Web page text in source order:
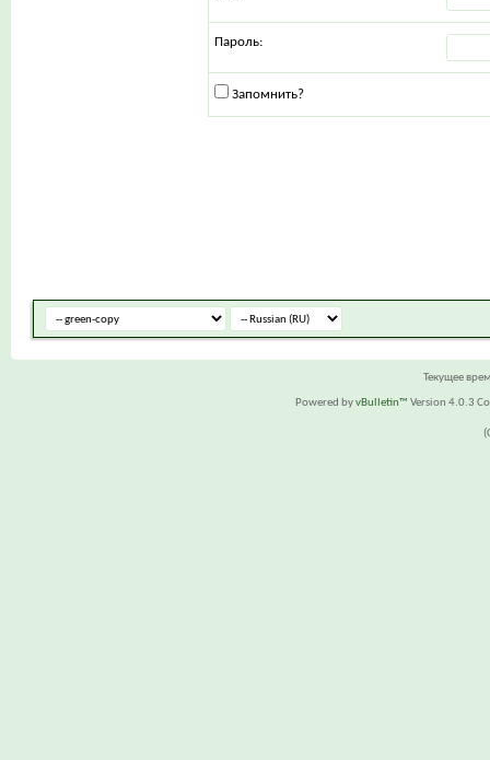
Пароль:
Запомнить?
Текущее
Powered byvBulletin™ Version 4.0.3